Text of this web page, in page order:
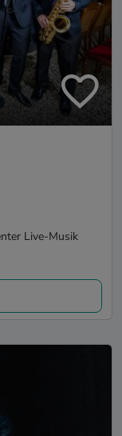
Live-Musik